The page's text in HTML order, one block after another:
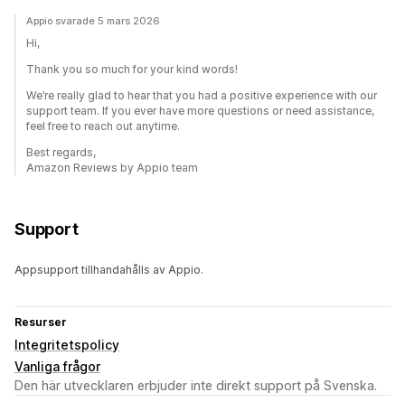
Appio svarade 5 mars 2026
Hi,
Thank you so much for your kind words!
We’re really glad to hear that you had a positive experience with our
support team. If you ever have more questions or need assistance,
feel free to reach out anytime.
Best regards,
Amazon Reviews by Appio team
Support
Appsupport tillhandahålls av Appio.
Resurser
Integritetspolicy
Vanliga frågor
Den här utvecklaren erbjuder inte direkt support på Svenska.